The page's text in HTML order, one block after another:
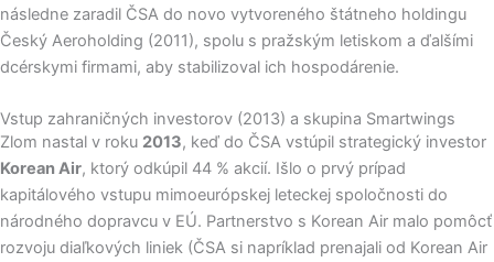
následne zaradil ČSA do novo vytvoreného štátneho holdingu
Český Aeroholding (2011), spolu s pražským letiskom a ďalšími
dcérskymi firmami, aby stabilizoval ich hospodárenie.
Vstup zahraničných investorov (2013) a skupina Smartwings
Zlom nastal v roku 2013, keď do ČSA vstúpil strategický investor
Korean Air, ktorý odkúpil 44 % akcií. Išlo o prvý prípad
kapitálového vstupu mimoeurópskej leteckej spoločnosti do
národného dopravcu v EÚ. Partnerstvo s Korean Air malo pomôcť
rozvoju diaľkových liniek (ČSA si napríklad prenajali od Korean Air